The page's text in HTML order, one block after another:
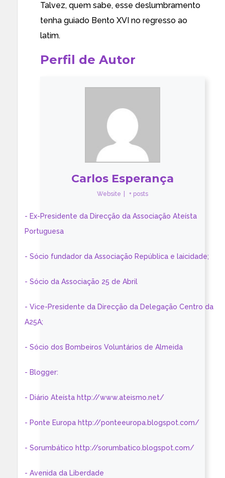
Talvez, quem sabe, esse deslumbramento
tenha guiado Bento XVI no regresso ao
latim.
Perfil de Autor
Carlos Esperança
Website + posts
- Ex-Presidente da Direcção da Associação Ateísta
Portuguesa
- Sócio fundador da Associação República e laicidade;
- Sócio da Associação 25 de Abril
- Vice-Presidente da Direcção da Delegação Centro da
A25A;
- Sócio dos Bombeiros Voluntários de Almeida
- Blogger:
- Diário Ateísta http://www.ateismo.net/
- Ponte Europa http://ponteeuropa.blogspot.com/
- Sorumbático http://sorumbatico.blogspot.com/
- Avenida da Liberdade